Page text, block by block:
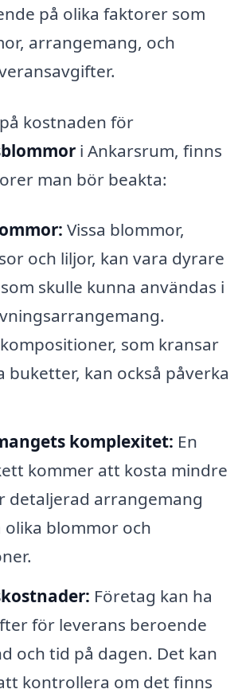
på olika faktorer som
arrangemang, och
kostnaden för
i Ankarsrum, finns
man bör beakta:
Vissa blommor,
och liljor, kan vara dyrare
skulle kunna användas i
som kransar
buketter, kan också påverka
komplexitet: En
kommer att kosta mindre
detaljerad arrangemang
olika blommor och
Företag kan ha
för leverans beroende
och tid på dagen. Det kan
kontrollera om det finns